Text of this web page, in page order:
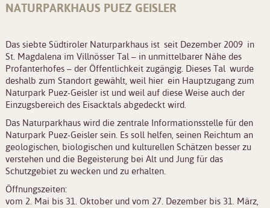
NATURPARKHAUS PUEZ GEISLER
Das siebte Südtiroler Naturparkhaus ist seit Dezember 2009 in
St. Magdalena im Villnösser Tal – in unmittelbarer Nähe des
Profanterhofes – der Öffentlichkeit zugängig. Dieses Tal wurde
deshalb zum Standort gewählt, weil hier ein Hauptzugang zum
Naturpark Puez-Geisler ist und weil auf diese Weise auch der
Einzugsbereich des Eisacktals abgedeckt wird.
Das Naturparkhaus wird die zentrale Informationsstelle für den
Naturpark Puez-Geisler sein. Es soll helfen, seinen Reichtum an
geologischen, biologischen und kulturellen Schätzen besser zu
verstehen und die Begeisterung bei Alt und Jung für das
Schutzgebiet zu wecken und zu erhalten.
Öffnungszeiten:
vom 2. Mai bis 31. Oktober und vom 27. Dezember bis 31. März,